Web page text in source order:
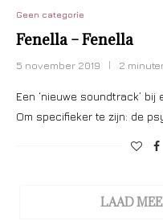
Geen categorie
Fenella – Fenella
5 november 2019 2
Een ‘nieuwe soundtrack’
Om specifieker te zijn: de
LAAD